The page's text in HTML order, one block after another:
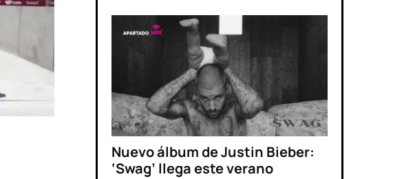
Nuevo álbum de Justin Bieber:
‘Swag’ llega este verano